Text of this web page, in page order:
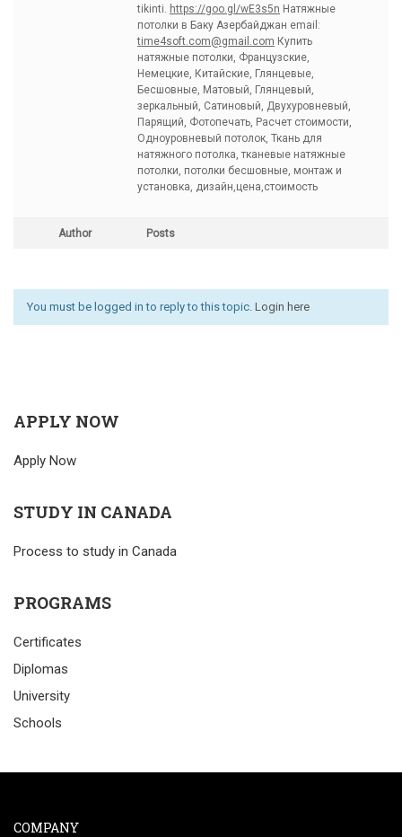
tikinti. https://goo.gl/wE3s5n Натяжные
потолки в Баку Азербайджан email:
time4soft.com@gmail.com Купить
натяжные потолки, Французские,
Немецкие, Китайские, Глянцевые,
Бесшовные, Матовый, Глянцевый,
зеркальный, Сатиновый, Двухуровневый,
Парящий, Фотопечать, Расчет стоимости,
Одноуровневый потолок, Ткань для
натяжного потолка, тканевые натяжные
потолки, потолки бесшовные, монтаж и
установка, дизайн,цена,стоимость
Author Posts
You must be logged in to reply to this topic. Login here
APPLY NOW
Apply Now
STUDY IN CANADA
Process to study in Canada
PROGRAMS
Certificates
Diplomas
University
Schools
COMPANY